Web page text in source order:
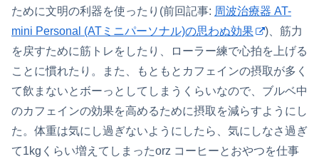
ために文明の利器を使ったり(前回記事: 周波治療器 AT-
mini Personal (ATミニパーソナル)の思わぬ効果
)、筋力
を戻すために筋トレをしたり、ローラー練で心拍を上げる
ことに慣れたり。また、もともとカフェインの摂取が多く
て飲まないとボーっとしてしまうくらいなので、ブルベ中
のカフェインの効果を高めるために摂取を減らすようにし
た。体重は気にし過ぎないようにしたら、気にしなさ過ぎ
て1kgくらい増えてしまったorz コーヒーとおやつを仕事